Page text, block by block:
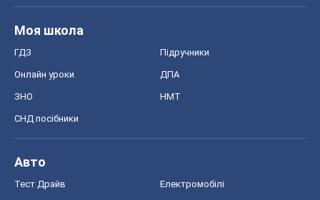
Моя школа
ГДЗ Підручники
Онлайн уроки ДПА
ЗНО НМТ
СНД посібники
Авто
Тест Драйв Електромобілі